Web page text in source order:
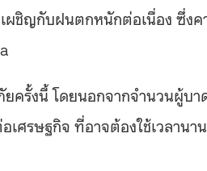
ผชิญกับฝนตกหนักต่อเนื่อง ซึ่ง
ครั้งนี้ โดยนอกจากจำนวนผู้บา
ศรษฐกิจ ที่อาจต้องใช้เวลาน